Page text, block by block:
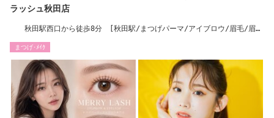
ラッシュ秋田店
秋田駅西口から徒歩8分 [秋田駅/まつげパーマ/アイブロウ/眉毛/眉パ
まつげ･ﾒｲｸ